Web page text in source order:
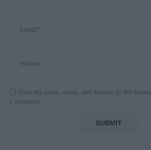
Save my name, email, and website in this
I comment.